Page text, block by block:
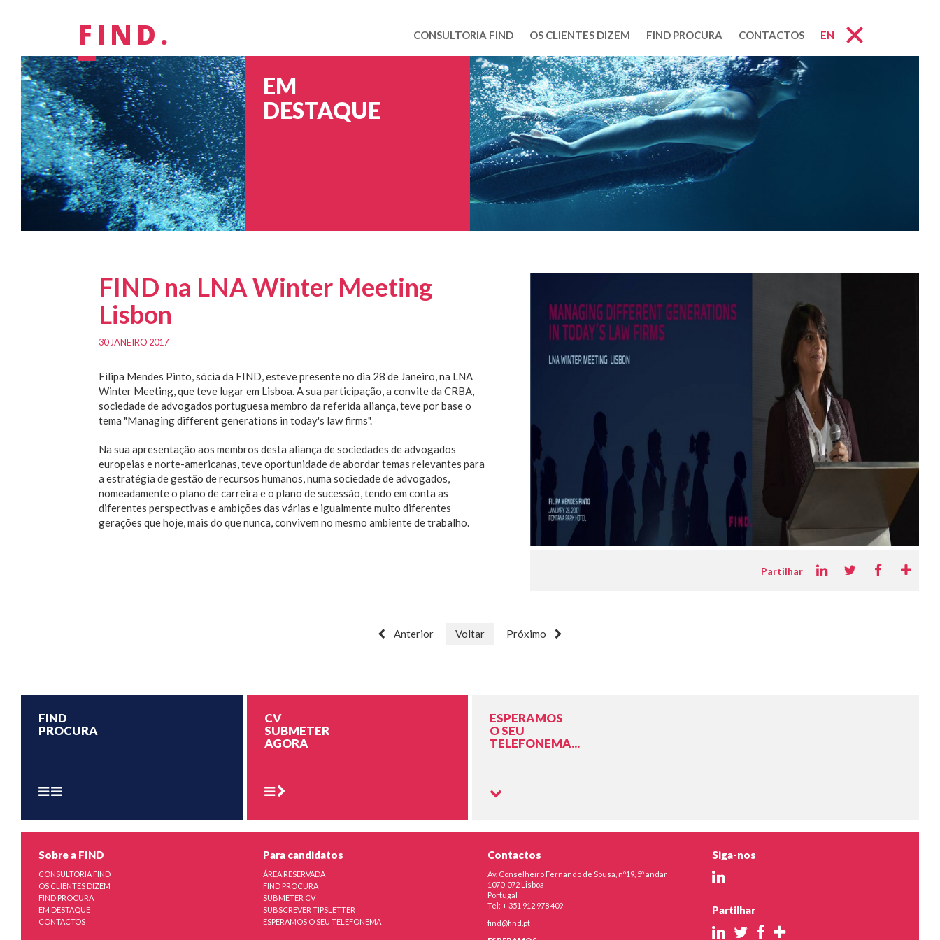
FIND. CONSULTORIA FIND OS CLIENTES DIZEM FIND PROCURA CONTACTOS EN
EM
DESTAQUE
FIND na LNA Winter Meeting
Lisbon
30 JANEIRO 2017
Filipa Mendes Pinto, sócia da FIND, esteve presente no dia 28 de Janeiro, na LNA
Winter Meeting, que teve lugar em Lisboa. A sua participação, a convite da CRBA,
sociedade de advogados portuguesa membro da referida aliança, teve por base o
tema "Managing different generations in today's law firms".
Na sua apresentação aos membros desta aliança de sociedades de advogados
europeias e norte-americanas, teve oportunidade de abordar temas relevantes para
a estratégia de gestão de recursos humanos, numa sociedade de advogados,
nomeadamente o plano de carreira e o plano de sucessão, tendo em conta as
diferentes perspectivas e ambições das várias e igualmente muito diferentes
gerações que hoje, mais do que nunca, convivem no mesmo ambiente de trabalho.
Partilhar
Anterior Voltar Próximo
FIND
PROCURA
CV
SUBMETER
AGORA
ESPERAMOS
O SEU
TELEFONEMA...
Sobre a FIND
CONSULTORIA FIND
OS CLIENTES DIZEM
FIND PROCURA
EM DESTAQUE
CONTACTOS
Para candidatos
ÁREA RESERVADA
FIND PROCURA
SUBMETER CV
SUBSCREVER TIPSLETTER
ESPERAMOS O SEU TELEFONEMA
Contactos
Av. Conselheiro Fernando de Sousa, nº19, 5º andar
1070-072 Lisboa
Portugal
Tel: + 351 912 978 409
find@find.pt
Siga-nos
Partilhar